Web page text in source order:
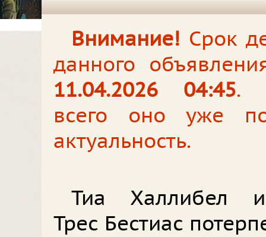
Внимание! Срок
данного
11.04.2026 04:45.
всего оно уже
актуальность.
Тиа Халлибел
Трес Бестиас